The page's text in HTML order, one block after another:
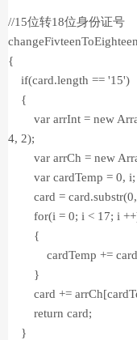
//15位转18位身份证号
{
if(card.length == '15')
{
var arrInt = new
4, 2);
var arrCh = new
var cardTemp = 0, i;
card = card.substr(0,
for(i = 0; i < 17; i
{
cardTemp +=
}
card +=
return card;
}